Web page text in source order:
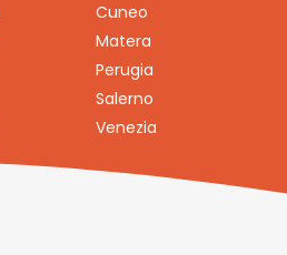
Cuneo
Matera
Perugia
Salerno
Venezia